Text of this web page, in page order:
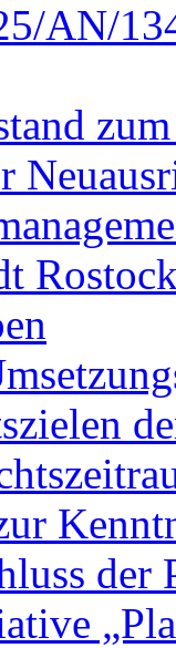
AN/
der